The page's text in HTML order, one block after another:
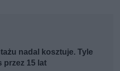
nadal kosztuje. Tyle
przez 15 lat